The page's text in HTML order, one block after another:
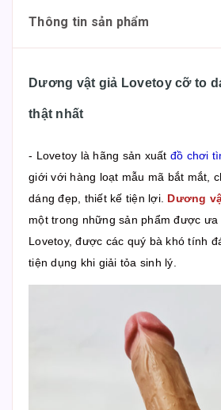
Thông tin sản phẩm
Dương vật giả Lovetoy cỡ to
thật nhất
- Lovetoy là hãng sản xuất đồ chơi
giới với hàng loạt mẫu mã bắt mắt,
dáng đẹp, thiết kế tiện lợi. Dương
một trong những sản phẩm được ưa
Lovetoy, được các quý bà khó tính
tiện dụng khi giải tỏa sinh lý.